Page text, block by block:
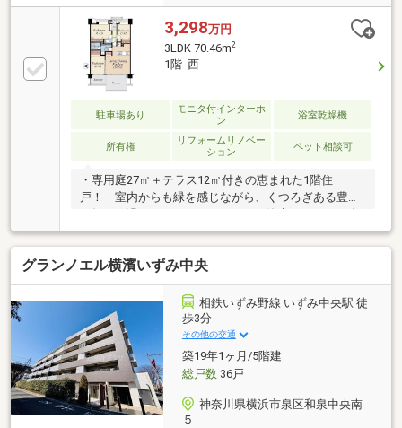
3,298万円
3LDK 70.46m2
1階 西
駐車場あり
モニタ付インターホ
ン
浴室乾燥機
所有権
リフォームリノベー
ション
ペット相談可
・専用庭27㎡＋テラス12㎡付きの恵まれた1階住
戸！ 室内からも緑を感じながら、くつろぎある豊か
装をすべて新調したフルリフォーム済み！ 入居後す
ぐに快適な暮らしをスタートできます。・297戸大規
模レジデンスの安心な管理体制！駐車場は全戸分完
備！・徒歩2分にコンビニ、小学校も徒歩11分の通学
圏内。 毎日の生活に必要な環境がしっかりと整って
います。湘南エリアの不動産を知り尽くしたスタッフ
が、資金計画から引き渡しまで丁寧にサポートしま
す。「家探しをHAPPYに」あなたの理想の暮らしを一
緒に見つけましょう。
グランノエル横濱いずみ中央
相鉄いずみ野線 いずみ中央駅 徒
歩3分
その他の交通
築19年1ヶ月/5階建
総戸数36戸
神奈川県横浜市泉区和泉中央南
５